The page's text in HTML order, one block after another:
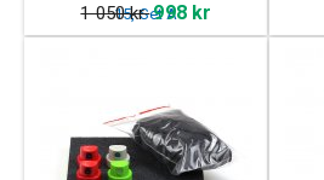
1 050 kr998 kr